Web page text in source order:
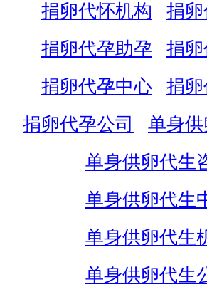
捐卵代怀机构
捐卵
捐卵代孕助孕
捐
捐卵代孕中心
捐
捐卵代孕公司
单身
单身供卵代生
单身供卵代生
单身供卵代生
单身供卵代生